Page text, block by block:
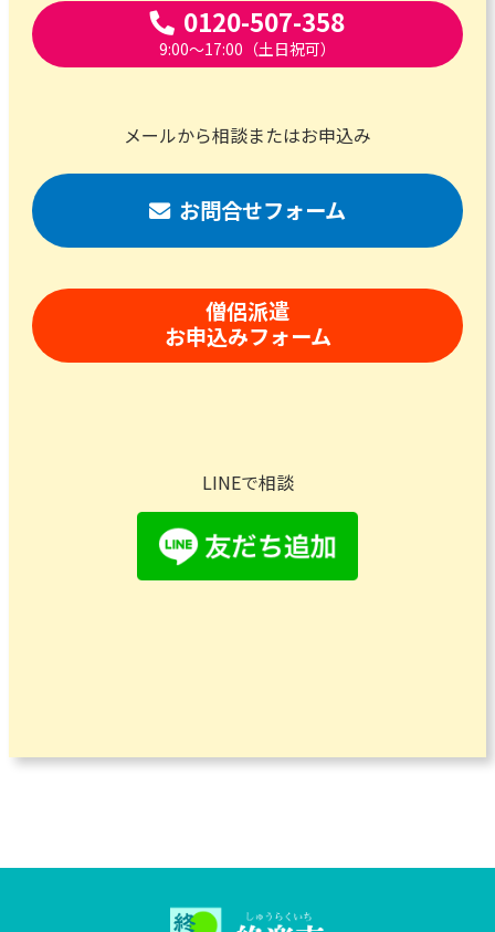
0120-507-358
9:00～17:00（土日祝可）
メールから相談またはお申込み
お問合せフォーム
僧侶派遣
お申込みフォーム
LINEで相談